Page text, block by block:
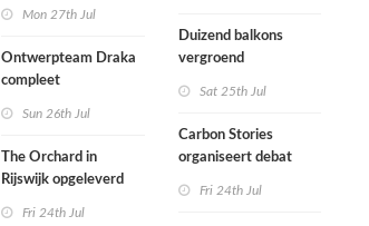
hernieuwd in
Mon 27th Jul
Ontwerpteam Draka
compleet
Sun 26th Jul
The Orchard in
Rijswijk opgeleverd
Fri 24th Jul
kamerensemble
Duizend balkons
vergroend
Sat 25th Jul
Carbon Stories
organiseert debat
Fri 24th Jul